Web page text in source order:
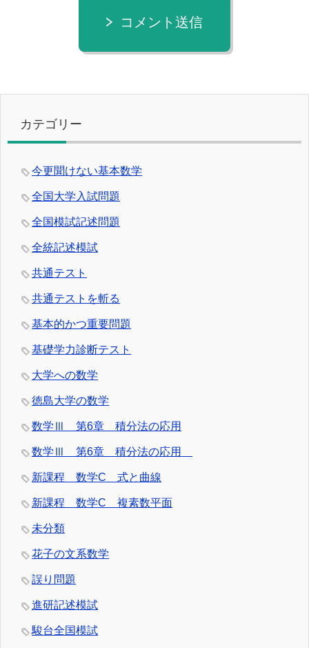
コメント送信
カテゴリー
今更聞けない基本数学
全国大学入試問題
全国模試記述問題
全統記述模試
共通テスト
共通テストを斬る
基本的かつ重要問題
基礎学力診断テスト
大学への数学
徳島大学の数学
数学Ⅲ 第6章 積分法の応用
数学Ⅲ 第6章 積分法の応用
新課程 数学C 式と曲線
新課程 数学C 複素数平面
未分類
花子の文系数学
誤り問題
進研記述模試
駿台全国模試